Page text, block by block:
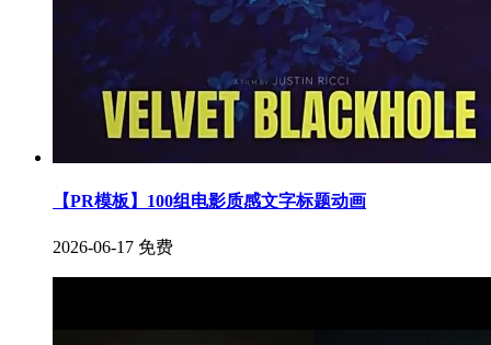
【PR模板】100组电影质感文字标题动画
2026-06-17 免费